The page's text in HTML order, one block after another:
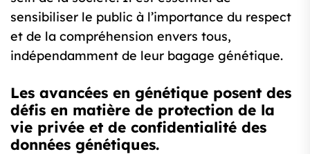
sensibiliser le public à l’importance du respect
et de la compréhension envers tous,
indépendamment de leur bagage génétique.
Les avancées en génétique posent des
défis en matière de protection de la
vie privée et de confidentialité des
données génétiques.